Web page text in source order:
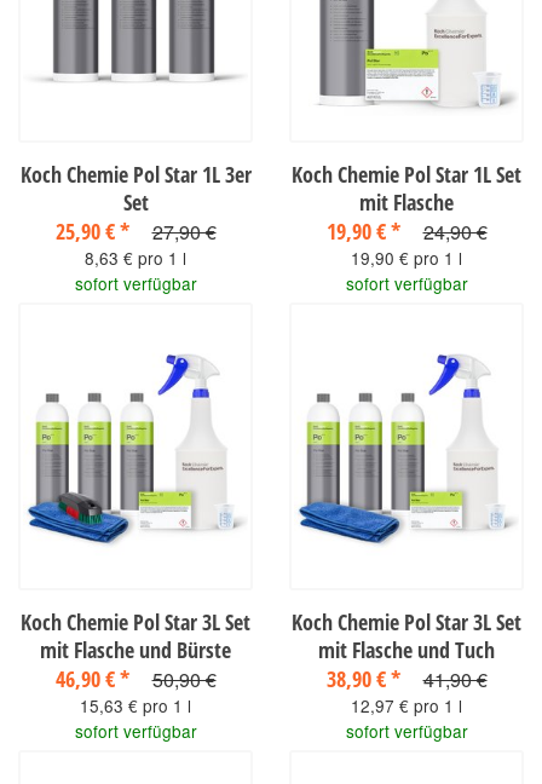
Koch Chemie Pol Star 1L 3er
Set
25,90 €* 27,90 €
8,63 € pro 1 l
sofort verfügbar
Koch Chemie Pol Star 1L Set
mit Flasche
19,90 €* 24,90 €
19,90 € pro 1 l
sofort verfügbar
Koch Chemie Pol Star 3L Set
mit Flasche und Bürste
46,90 €* 50,90 €
15,63 € pro 1 l
sofort verfügbar
Koch Chemie Pol Star 3L Set
mit Flasche und Tuch
38,90 €* 41,90 €
12,97 € pro 1 l
sofort verfügbar